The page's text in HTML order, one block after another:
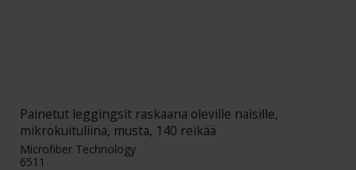
Painetut leggingsit raskaana oleville naisille,
mikrokuituliina, musta, 140 reikää
Microfiber Technology
6511